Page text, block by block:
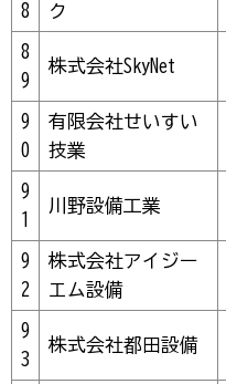
8
ク
8
9
株式会社SkyNet
9
0
有限会社せいすい
技業
9
1
川野設備工業
9
2
株式会社アイジー
エム設備
9
3
株式会社都田設備